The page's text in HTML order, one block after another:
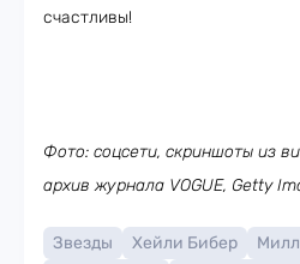
счастливы!
Фото: соцсети, скриншоты из
архив журнала VOGUE, Getty
Звезды Хейли Бибер